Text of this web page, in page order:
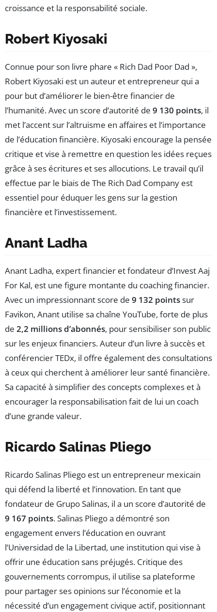
croissance et la responsabilité sociale.
Robert Kiyosaki
Connue pour son livre phare « Rich Dad Poor Dad »,
Robert Kiyosaki est un auteur et entrepreneur qui a
pour but d’améliorer le bien-être financier de
l’humanité. Avec un score d’autorité de 9 130 points, il
met l’accent sur l’altruisme en affaires et l’importance
de l’éducation financière. Kiyosaki encourage la pensée
critique et vise à remettre en question les idées reçues
grâce à ses écritures et ses allocutions. Le travail qu’il
effectue par le biais de The Rich Dad Company est
essentiel pour éduquer les gens sur la gestion
financière et l’investissement.
Anant Ladha
Anant Ladha, expert financier et fondateur d’Invest Aaj
For Kal, est une figure montante du coaching financier.
Avec un impressionnant score de 9 132 pointssur
Favikon, Anant utilise sa chaîne YouTube, forte de plus
de 2,2 millions d’abonnés, pour sensibiliser son public
sur les enjeux financiers. Auteur d’un livre à succès et
conférencier TEDx, il offre également des consultations
à ceux qui cherchent à améliorer leur santé financière.
Sa capacité à simplifier des concepts complexes et à
encourager la responsabilisation fait de lui un coach
d’une grande valeur.
Ricardo Salinas Pliego
Ricardo Salinas Pliego est un entrepreneur mexicain
qui défend la liberté et l’innovation. En tant que
fondateur de Grupo Salinas, il a un score d’autorité de
9 167 points. Salinas Pliego a démontré son
engagement envers l’éducation en ouvrant
l’Universidad de la Libertad, une institution qui vise à
offrir une éducation sans préjugés. Critique des
gouvernements corrompus, il utilise sa plateforme
pour partager ses opinions sur l’économie et la
nécessité d’un engagement civique actif, positionnant